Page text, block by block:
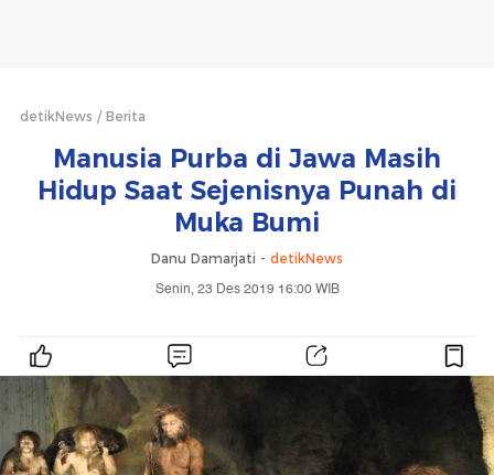
detikNews Berita
Manusia Purba di Jawa Masih
Hidup Saat Sejenisnya Punah di
Muka Bumi
Danu Damarjati - detikNews
Senin, 23 Des 2019 16:00 WIB